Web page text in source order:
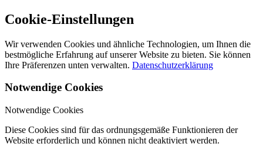
Cookie-Einstellungen
Wir verwenden Cookies und ähnliche Technologien, um Ihnen die
bestmögliche Erfahrung auf unserer Website zu bieten. Sie können
Ihre Präferenzen unten verwalten. Datenschutzerklärung
Notwendige Cookies
Notwendige Cookies
Diese Cookies sind für das ordnungsgemäße Funktionieren der
Website erforderlich und können nicht deaktiviert werden.